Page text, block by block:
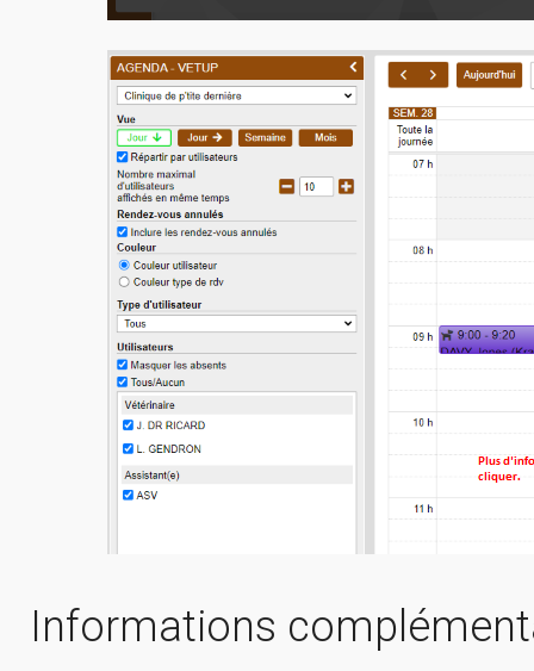
Informations